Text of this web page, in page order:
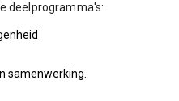
deelprogramma's:
samenwerking.